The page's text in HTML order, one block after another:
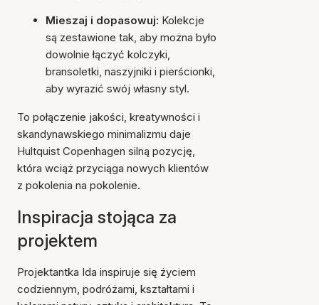
Mieszaj i dopasowuj: Kolekcje
są zestawione tak, aby można było
dowolnie łączyć kolczyki,
bransoletki, naszyjniki i pierścionki,
aby wyrazić swój własny styl.
To połączenie jakości, kreatywności i
skandynawskiego minimalizmu daje
Hultquist Copenhagen silną pozycję,
która wciąż przyciąga nowych klientów
z pokolenia na pokolenie.
Inspiracja stojąca za
projektem
Projektantka Ida inspiruje się życiem
codziennym, podróżami, kształtami i